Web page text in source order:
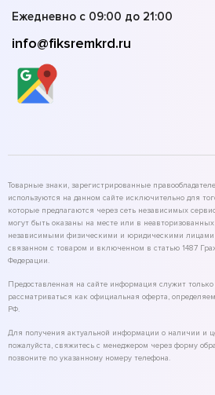
Ежедневно с 09:00 до 21:00
info@fiksremkrd.ru
Товарные знаки, зарегистрированные
используются на данном сайте исключительно для
которые предлагаются через сеть независимых
могут быть оказаны на месте или в
независимыми физическими и юридическими лицами
связанном с товаром и включенном в статью 1487
Федерации.
Предоставленная на сайте информация служит
рассматриваться как официальная оферта,
РФ.
Для получения актуальной информации о наличии и
пожалуйста, свяжитесь с менеджером через форму
позвоните по указанному номеру телефона.